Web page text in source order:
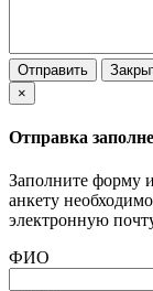
Отправить
×
Отправка
Заполните форму
анкету
электронную
ФИО